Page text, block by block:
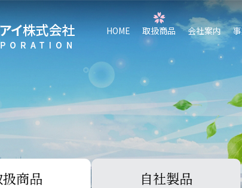
HOME 取扱商品 会社案内
扱商品 自社製品